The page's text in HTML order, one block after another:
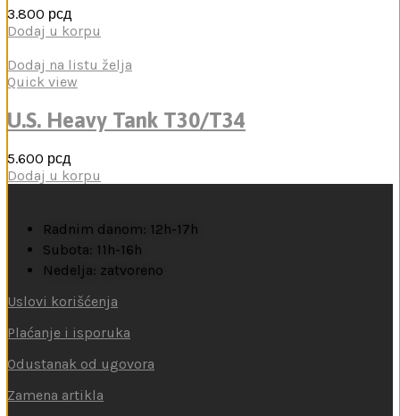
3.800 рсд
Dodaj u korpu
Dodaj na listu želja
Quick view
U.S. Heavy Tank T30/T34
5.600 рсд
Dodaj u korpu
Radnim danom: 12h-17h
Subota: 11h-16h
Nedelja: zatvoreno
Uslovi korišćenja
Plaćanje i isporuka
Odustanak od ugovora
Zamena artikla